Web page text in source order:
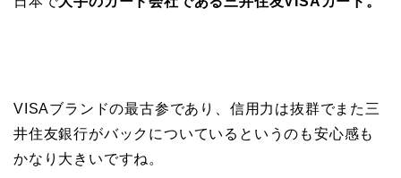
VISAブランドの最古参であり、信用力は抜群でまた三
井住友銀行がバックについているというのも安心感も
かなり大きいですね。